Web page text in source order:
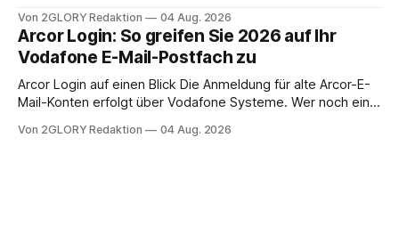
abwesenheiten und die gesamte kommunikation rund um
Ihr personal digital zu organisieren. In diesem Leitfaden
erfahren Sie alles, was Sie für einen reibungslosen Einstieg
brauchen, von der Registrierung
Von 2GLORY Redaktion 04 Aug. 2026
Arcor Login: So greifen Sie 2026 auf Ihr
Vodafone E-Mail-Postfach zu
Arcor Login auf einen Blick Die Anmeldung für alte Arcor-E-
Mail-Konten erfolgt über Vodafone Systeme. Wer noch eine
besitzt, loggt sich heute über das Vodafone E-Mail & Cloud
Von 2GLORY Redaktion 04 Aug. 2026